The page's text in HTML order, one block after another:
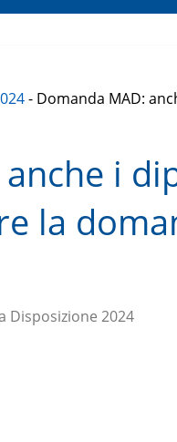
- Domanda MAD:
i
la
Disposizione 2024